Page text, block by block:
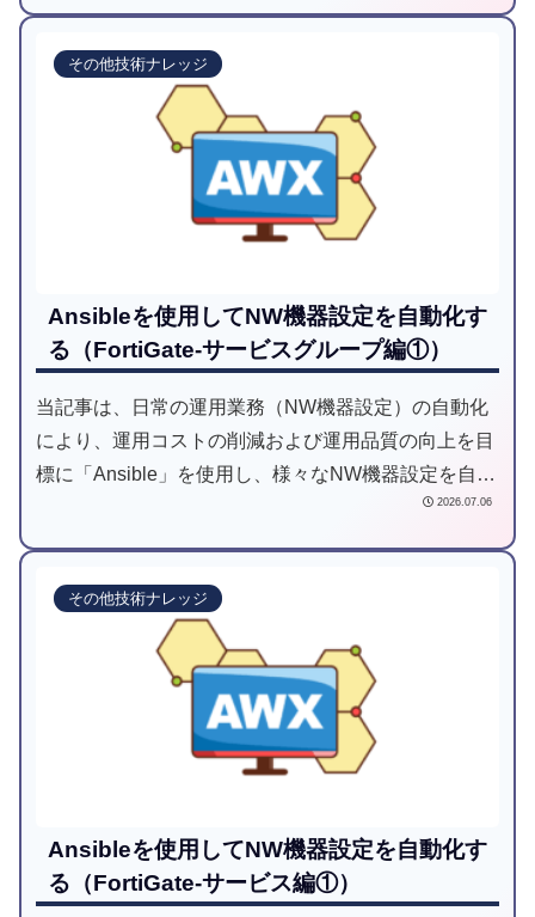
その他技術ナレッジ
Ansibleを使用してNW機器設定を自動化す
る（FortiGate-サービスグループ編①）
当記事は、日常の運用業務（NW機器設定）の自動化
により、運用コストの削減および運用品質の向上を目
標に「Ansible」を使用し、様々なNW機器設定を自動
2026.07.06
その他技術ナレッジ
Ansibleを使用してNW機器設定を自動化す
る（FortiGate-サービス編①）